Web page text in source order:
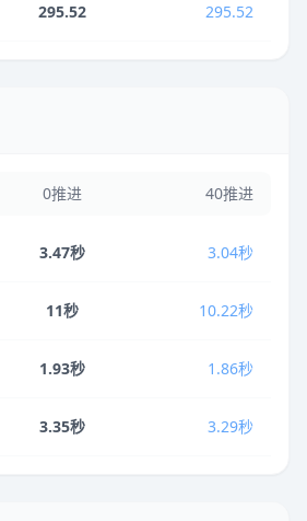
295.52 295.52
0推进 40推进
3.47秒 3.04秒
11秒 10.22秒
1.93秒 1.86秒
3.35秒 3.29秒